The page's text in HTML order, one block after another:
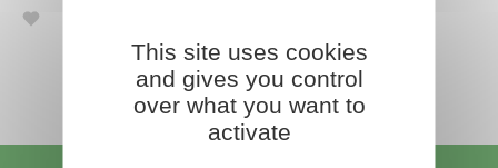
This site uses cookies
and gives you control
over what you want to
activate